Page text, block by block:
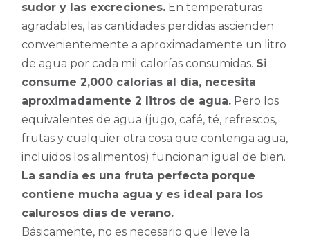
sudor y las excreciones. En temperaturas
agradables, las cantidades perdidas ascienden
convenientemente a aproximadamente un litro
de agua por cada mil calorías consumidas. Si
consume 2,000 calorías al día, necesita
aproximadamente 2 litros de agua. Pero los
equivalentes de agua (jugo, café, té, refrescos,
frutas y cualquier otra cosa que contenga agua,
incluidos los alimentos) funcionan igual de bien.
La sandía es una fruta perfecta porque
contiene mucha agua y es ideal para los
calurosos días de verano.
Básicamente, no es necesario que lleve la